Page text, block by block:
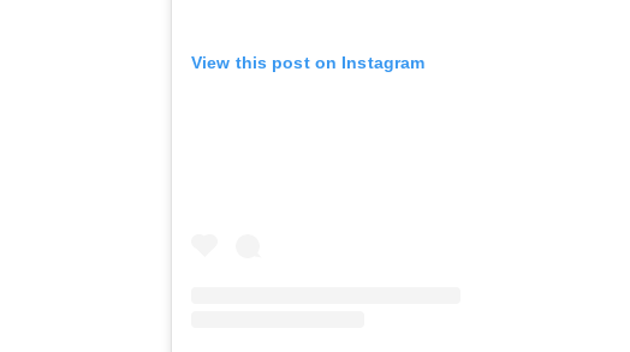
View this post on Instagram